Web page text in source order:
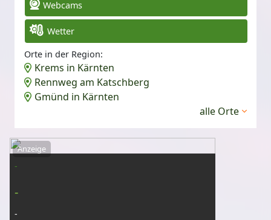
Webcams
Wetter
Orte in der Region:
Krems in Kärnten
Rennweg am Katschberg
Gmünd in Kärnten
alle Orte
Anzeige
-
-
-